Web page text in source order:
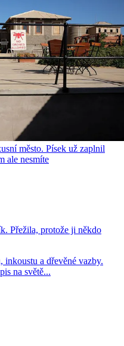
město. Písek už zaplnil
ale nesmíte
Přežila, protože ji někdo
inkoustu a dřevěné vazby.
na světě...